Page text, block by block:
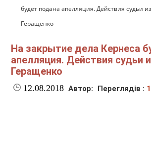
будет подана апелляция. Действия судьи
Геращенко
На закрытие дела Кернеса
апелляция. Действия судьи
Геращенко
12.08.2018 Автор: Переглядів :